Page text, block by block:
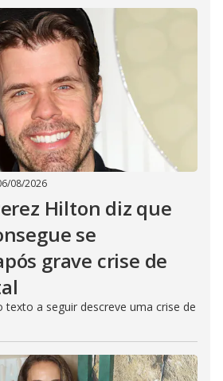
08/2026
Hilton diz que
se
grave crise de
texto a seguir descreve uma crise de